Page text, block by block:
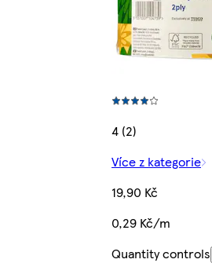
4 (2)
Více z kategorie
19,90 Kč
0,29 Kč/m
Quantity controls